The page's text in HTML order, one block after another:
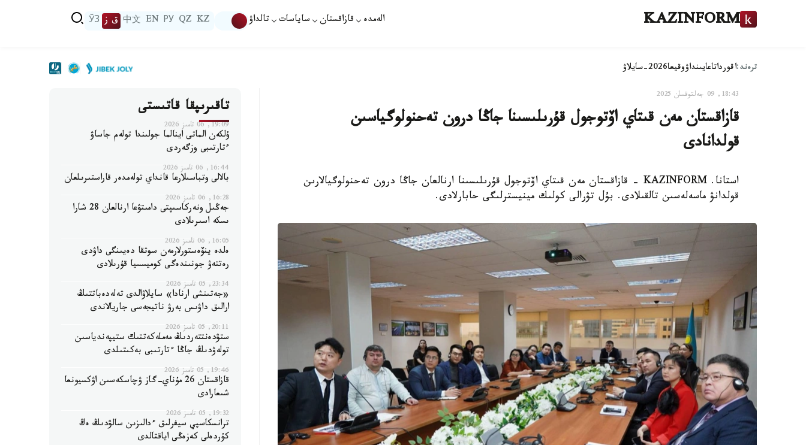
KAZINFORM الەمدە قازاقستان ساياسات تالداۋ KZ
QZ
РУ
EN
中文 ق ز ЎЗ
ترەند:اقورداتاعايىنداۋوقيعا2026-سايلاۋ
18:43, 09 جەلتوقسان 2025
قازاقستان مەن قىتاي اۆتوجول قۇرىلىسىنا جاڭا درون تەحنولوگياسىن
قولدانادى
استانا. KAZINFORM - قازاقستان مەن قىتاي اۆتوجول قۇرىلىسىنا ارنالعان جاڭا درون تەحنولوگيالارىن
قولدانۋ ماسەلەسىن تالقىلادى. بۇل تۋرالى كولىك مينيسترلىگى حابارلادى.
تاقىرىپقا قاتىستى
19:09, 06 تامىز 2026
ۇلكەن الماتى اينالما جولىندا تولەم جاساۋ
ءتارتىبى وزگەردى
16:44, 06 تامىز 2026
بالالى وتباسىلارعا قانداي تولەمدەر قاراستىرىلعان
16:28, 06 تامىز 2026
جەڭىل ونەركاسىپتى دامىتۋعا ارنالعان 28 شارا
ىسكە اسىرىلادى
16:05, 06 تامىز 2026
ەلدە ينۆەستورلارمەن سوتقا دەيىنگى داۋدى
رەتتەۋ جونىندەگى كوميسسيا قۇرىلادى
23:34, 05 تامىز 2026
«جەتىنشى ارنادا» سايلاۋالدى تەلەدەباتتىڭ
ارالىق داۋىس بەرۋ ناتيجەسى جاريالاندى
20:11, 05 تامىز 2026
ستۋدەنتتەردىڭ مەملەكەتتىك ستيپەندياسىن
تولەۋدىڭ جاڭا ءتارتىبى بەكىتىلدى
19:46, 05 تامىز 2026
قازاقستان 26 مۇناي-گاز ۋچاسكەسىن اۋكسيونعا
شىعارادى
19:32, 05 تامىز 2026
ترانسكاسپي سيفرلىق ءدالىزىن سالۋدىڭ ەڭ
كۇردەلى كەزەڭى اياقتالدى